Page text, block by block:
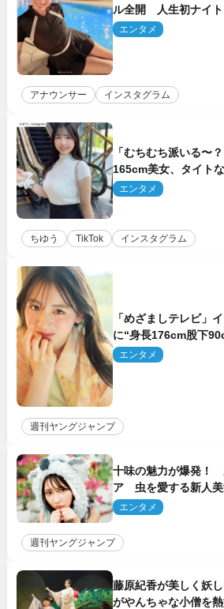
ル全開 人生初ナイト
エンタメ
アナウンサー インスタグラム
「むちむち派いる〜
165cm美女、タイト
ポーションにネット衝
エンタメ
ちゆう TikTok インスタグラム
「めざましテレビ」
に“身長176cm股下
美女も ヤンジャン最
エンタメ
週刊ヤングジャンプ
十味の魅力が爆発！
ア 虫を愛する新人美
エンタメ
週刊ヤングジャンプ
藤原紀香が美しく妖
がやんちゃな小僧を